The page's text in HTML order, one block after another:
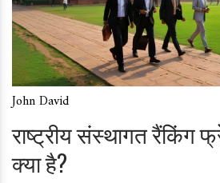
John David
राष्ट्रीय संस्थागत रैंकिंग
क्या है?